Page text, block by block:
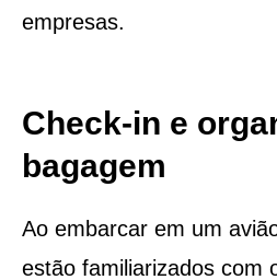
empresas.
Check-in e
bagagem
Ao embarcar em um
estão familiarizados com